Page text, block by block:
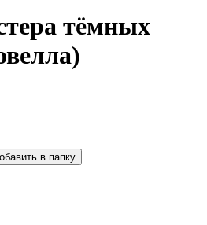
тёмных
в папку